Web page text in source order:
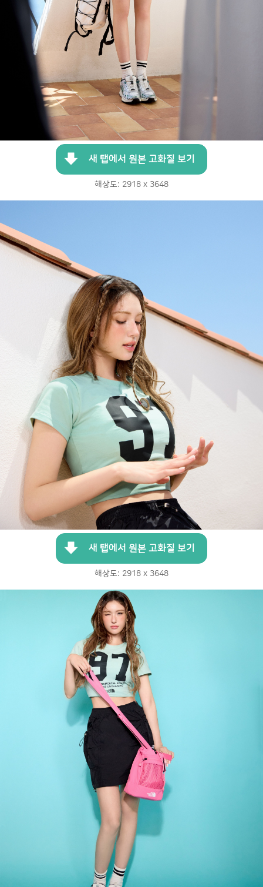
새 탭에서 원본 고화질 보기
해상도: 2918 x 3648
새 탭에서 원본 고화질 보기
해상도: 2918 x 3648